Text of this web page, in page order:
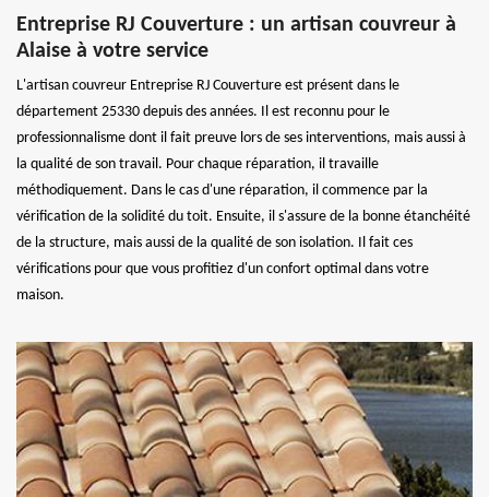
Entreprise RJ Couverture : un artisan couvreur à
Alaise à votre service
L'artisan couvreur Entreprise RJ Couverture est présent dans le
département 25330 depuis des années. Il est reconnu pour le
professionnalisme dont il fait preuve lors de ses interventions, mais aussi à
la qualité de son travail. Pour chaque réparation, il travaille
méthodiquement. Dans le cas d'une réparation, il commence par la
vérification de la solidité du toit. Ensuite, il s'assure de la bonne étanchéité
de la structure, mais aussi de la qualité de son isolation. Il fait ces
vérifications pour que vous profitiez d'un confort optimal dans votre
maison.